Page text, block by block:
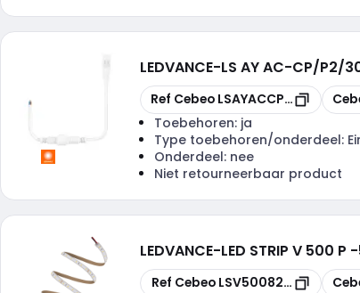
LEDVANCE-LS AY AC-CP/P2/
Kopiëren
Ref Cebeo LSAYACCPP2300
Toebehoren: ja
Type toebehoren/onderdeel:
Onderdeel: nee
Niet retourneerbaar product
LEDVANCE-LED STRIP V 500
Kopiëren
Ref Cebeo LSV5008275IPG2